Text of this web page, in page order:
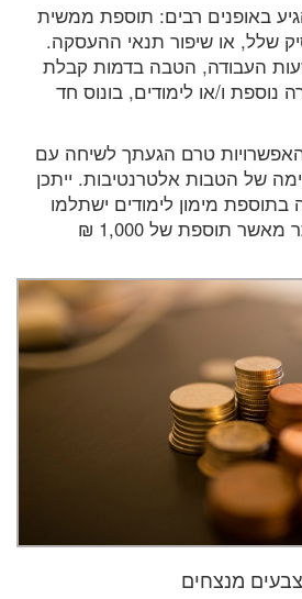
באופנים רבים: תוספת ממשית
שלל, או שיפור תנאי ההעסקה.
העבודה, הטבה בדמות קבלת
נוספת ו/או לימודים, בונוס חד
טרם הגעתך לשיחה עם
של הטבות אלטרנטיבות. ייתכן
מימון לימודים ישתלמו
בטווח הרחוק הרבה יותר מאשר תוספת של 1,000 ₪
מנצחים